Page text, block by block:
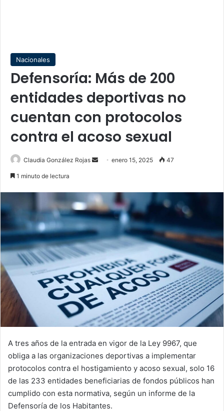
Nacionales
Defensoría: Más de 200
entidades deportivas no
cuentan con protocolos
contra el acoso sexual
Claudia González Rojas
Sendenero 15, 2025 47
1 minuto de lectura
A tres años de la entrada en vigor de la Ley 9967, que
obliga a las organizaciones deportivas a implementar
protocolos contra el hostigamiento y acoso sexual, solo 16
de las 233 entidades beneficiarias de fondos públicos han
cumplido con esta normativa, según un informe de la
Defensoría de los Habitantes.